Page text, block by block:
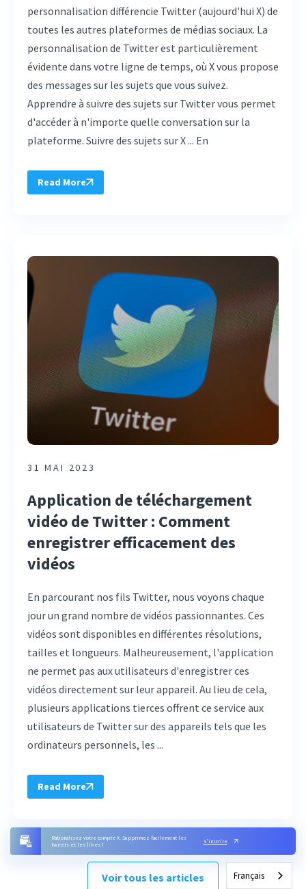
Rationalisez votre compte X. Supprimez facilement les
tweets et les likes !
S'inscrire
personnalisation différencie Twitter (aujourd'hui X) de
toutes les autres plateformes de médias sociaux. La
personnalisation de Twitter est particulièrement
évidente dans votre ligne de temps, où X vous propose
des messages sur les sujets que vous suivez.
Apprendre à suivre des sujets sur Twitter vous permet
d'accéder à n'importe quelle conversation sur la
plateforme. Suivre des sujets sur X ... En
Read More
31 MAI 2023
Application de téléchargement
vidéo de Twitter : Comment
enregistrer efficacement des
vidéos
En parcourant nos fils Twitter, nous voyons chaque
jour un grand nombre de vidéos passionnantes. Ces
vidéos sont disponibles en différentes résolutions,
tailles et longueurs. Malheureusement, l'application
ne permet pas aux utilisateurs d'enregistrer ces
vidéos directement sur leur appareil. Au lieu de cela,
plusieurs applications tierces offrent ce service aux
utilisateurs de Twitter sur des appareils tels que les
ordinateurs personnels, les ...
Read More
Voir tous les articles Français